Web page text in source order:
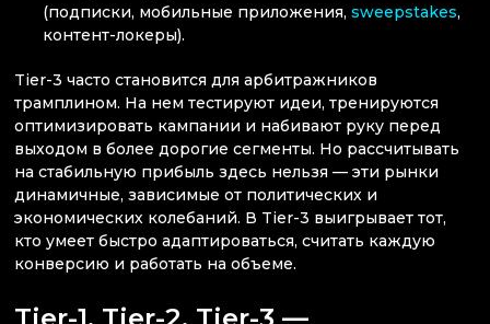
(подписки, мобильные приложения,sweepstakes,
контент-локеры).
Tier-3 часто становится для арбитражников
трамплином. На нем тестируют идеи, тренируются
оптимизировать кампании и набивают руку перед
выходом в более дорогие сегменты. Но рассчитывать
на стабильную прибыль здесь нельзя — эти рынки
динамичные, зависимые от политических и
экономических колебаний. В Tier-3 выигрывает тот,
кто умеет быстро адаптироваться, считать каждую
конверсию и работать на объеме.
Tier-1, Tier-2, Tier-3 —